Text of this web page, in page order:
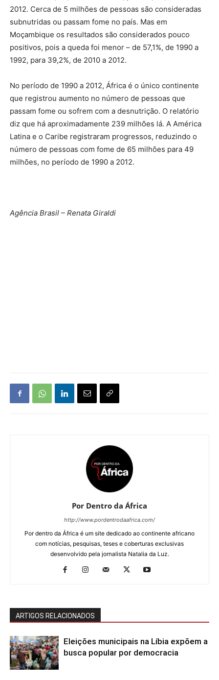
2012. Cerca de 5 milhões de pessoas são consideradas
subnutridas ou passam fome no país. Mas em
Moçambique os resultados são considerados pouco
positivos, pois a queda foi menor – de 57,1%, de 1990 a
1992, para 39,2%, de 2010 a 2012.
No período de 1990 a 2012, África é o único continente
que registrou aumento no número de pessoas que
passam fome ou sofrem com a desnutrição. O relatório
diz que há aproximadamente 239 milhões lá. A América
Latina e o Caribe registraram progressos, reduzindo o
número de pessoas com fome de 65 milhões para 49
milhões, no período de 1990 a 2012.
Agência Brasil – Renata Giraldi
Por Dentro da África
http://www.pordentrodaafrica.com/
Por dentro da África é um site dedicado ao continente africano
com notícias, pesquisas, teses e coberturas exclusivas
desenvolvido pela jornalista Natalia da Luz.
ARTIGOS RELACIONADOS
Eleições municipais na Líbia expõem a
busca popular por democracia